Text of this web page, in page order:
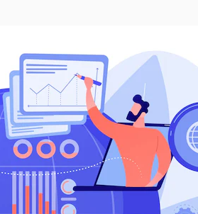
Produtos
Spaces
Assistente de IA
Gerador de
imagens
Gerador de vídeos
Texto para voz
Começar
Academy
Documentação
Atendimento
Termos e
condições
Política de